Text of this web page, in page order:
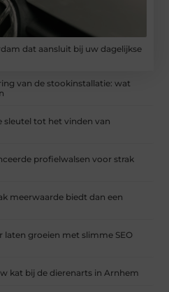
dat aansluit bij uw dagelijkse
van de stookinstallatie: wat
sleutel tot het vinden van
profielwalsen voor strak
meerwaarde biedt dan een
groeien met slimme SEO
kat bij de dierenarts in Arnhem